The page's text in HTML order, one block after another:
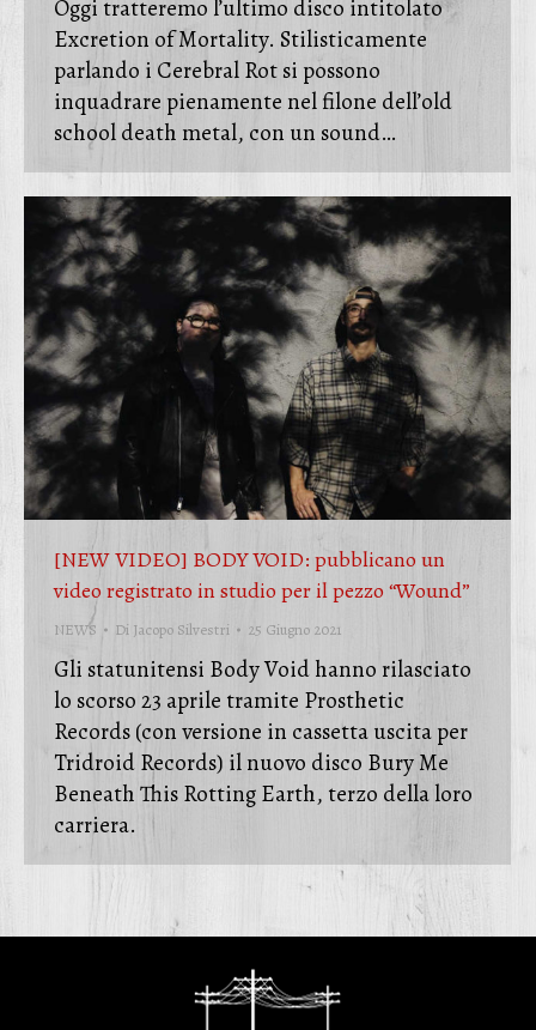
Oggi tratteremo l’ultimo disco intitolato
Excretion of Mortality. Stilisticamente
parlando i Cerebral Rot si possono
inquadrare pienamente nel filone dell’old
school death metal, con un sound…
[NEW VIDEO] BODY VOID: pubblicano un
video registrato in studio per il pezzo “Wound”
NEWS Di Jacopo Silvestri 25 Giugno 2021
Gli statunitensi Body Void hanno rilasciato
lo scorso 23 aprile tramite Prosthetic
Records (con versione in cassetta uscita per
Tridroid Records) il nuovo disco Bury Me
Beneath This Rotting Earth, terzo della loro
carriera.